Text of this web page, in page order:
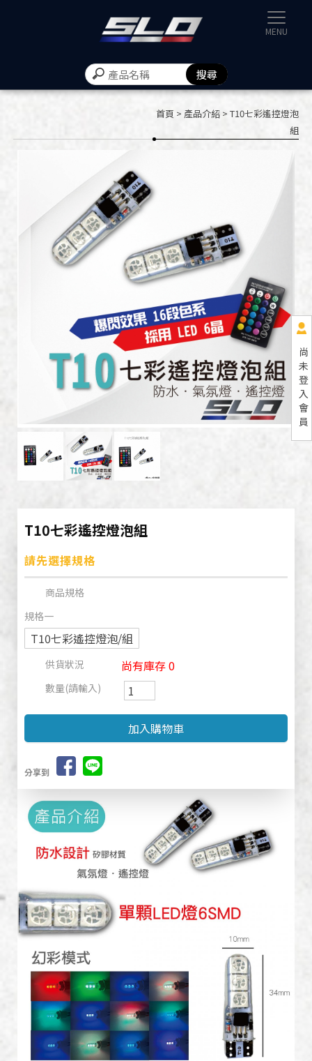
尚
未
登
入
會
員
速辰
首頁 > 產品介紹 > T10七彩遙控燈泡
組
T10七彩遙控燈泡組
請先選擇規格
商品規格
規格一
T10七彩遙控燈泡/組
供貨狀況 尚有庫存 0
數量(請輸入)
分享到